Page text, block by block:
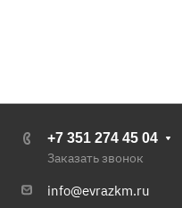
+7 351 274 45 04
Заказать звонок
info@evrazkm.ru